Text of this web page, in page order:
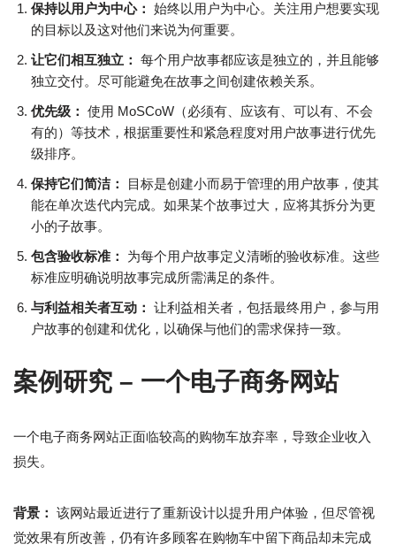
保持以用户为中心： 始终以用户为中心。关注用户想要实现
的目标以及这对他们来说为何重要。
让它们相互独立： 每个用户故事都应该是独立的，并且能够
独立交付。尽可能避免在故事之间创建依赖关系。
优先级： 使用 MoSCoW（必须有、应该有、可以有、不会
有的）等技术，根据重要性和紧急程度对用户故事进行优先
级排序。
保持它们简洁：
目标是创建小而易于管理的用户故事，使其
能在单次迭代内完成。如果某个故事过大，应将其拆分为更
小的子故事。
包含验收标准：
为每个用户故事定义清晰的验收标准。这些
标准应明确说明故事完成所需满足的条件。
与利益相关者互动： 让利益相关者，包括最终用户，参与用
户故事的创建和优化，以确保与他们的需求保持一致。
案例研究 – 一个电子商务网站
一个电子商务网站正面临较高的购物车放弃率，导致企业收入
损失。
背景： 该网站最近进行了重新设计以提升用户体验，但尽管视
觉效果有所改善，仍有许多顾客在购物车中留下商品却未完成